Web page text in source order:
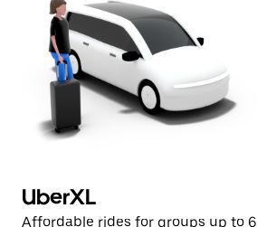
UberXL
Affordable rides for groups up to 6